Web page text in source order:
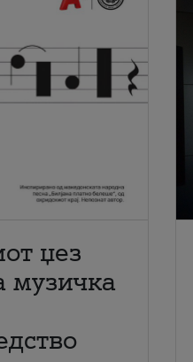
џез
музичка